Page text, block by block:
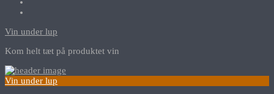
Vin under lup
Kom helt tæt på produktet vin
Vin under lup